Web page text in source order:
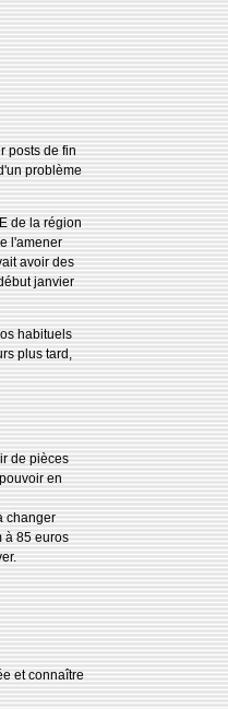
posts de fin
problème
de la région
l'amener
avoir des
janvier
habituels
plus tard,
de pièces
en
changer
à 85 euros
et connaître